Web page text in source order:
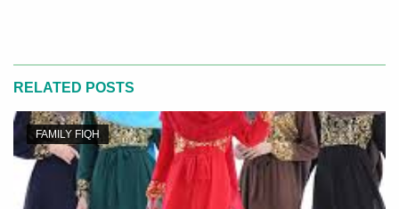
RELATED POSTS
FAMILY FIQH